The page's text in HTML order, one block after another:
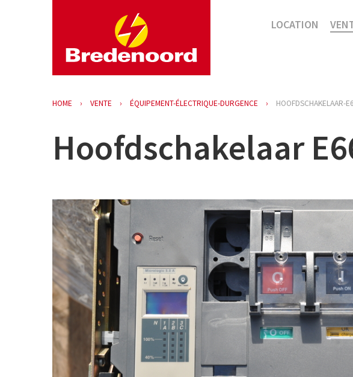
LOCATION
HOME VENTE ÉQUIPEMENT-ÉLECTRIQUE-DURGENCE HOOFDSCHAKELAAR-
Hoofdschakelaar